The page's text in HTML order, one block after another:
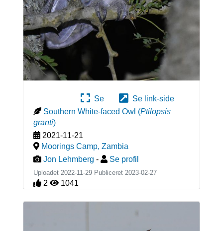
Se
Se link-side
Southern White-faced Owl (Ptilopsis
granti)
2021-11-21
Moorings Camp, Zambia
Jon Lehmberg - Se profil
Uploadet 2022-11-29 Publiceret 2023-02-27
2 1041